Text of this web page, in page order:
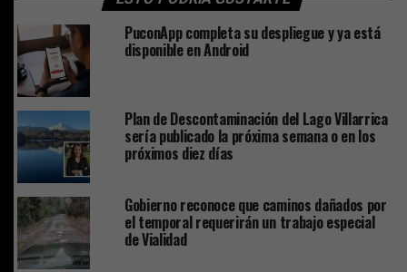
PuconApp completa su despliegue y ya está
disponible en Android
Plan de Descontaminación del Lago Villarrica
sería publicado la próxima semana o en los
próximos diez días
Gobierno reconoce que caminos dañados por
el temporal requerirán un trabajo especial
de Vialidad